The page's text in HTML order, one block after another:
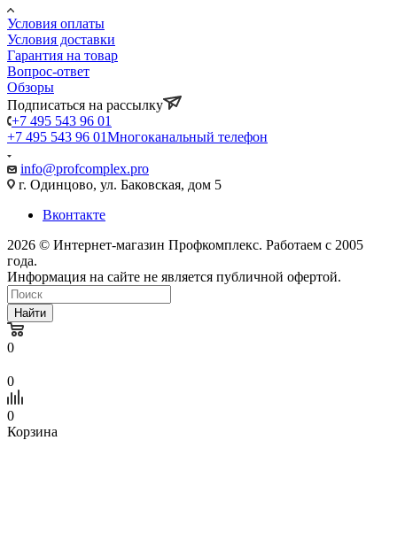
Условия оплаты
Условия доставки
Гарантия на товар
Вопрос-ответ
Обзоры
Подписаться на рассылку
+7 495 543 96 01
+7 495 543 96 01Многоканальный телефон
info@profcomplex.pro
г. Одинцово, ул. Баковская, дом 5
Вконтакте
2026 © Интернет-магазин Профкомплекс. Работаем с 2005
года.
Информация на сайте не является публичной офертой.
Найти
0
0
0
Корзина